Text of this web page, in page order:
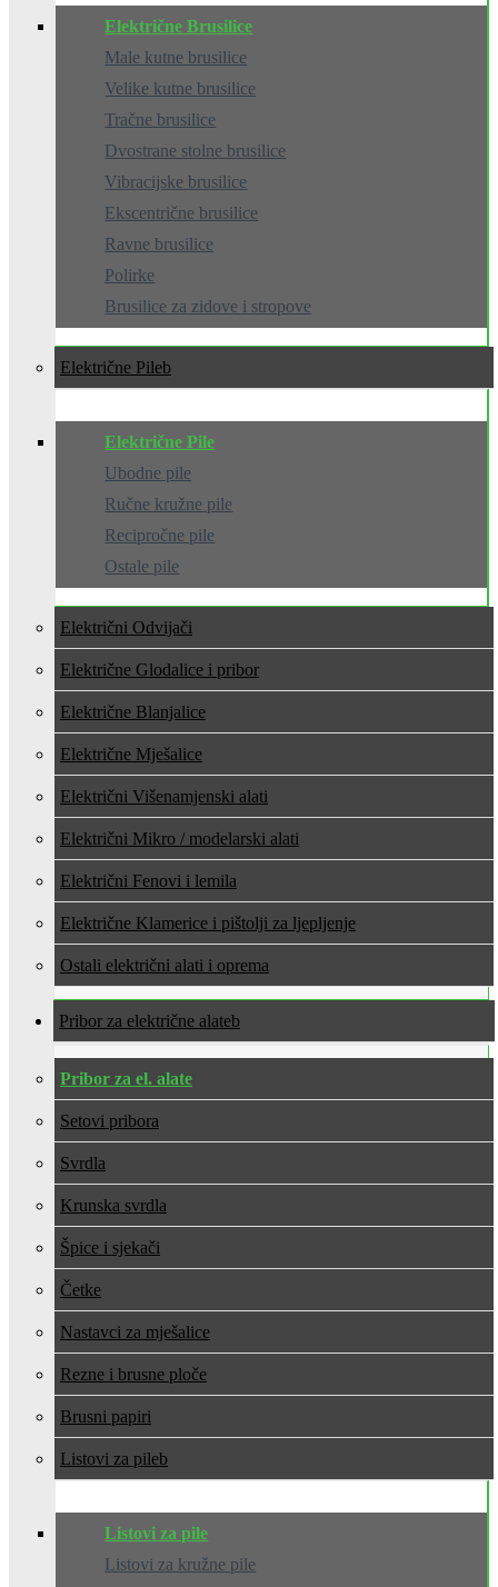
Električne Brusilice
Male kutne brusilice
Velike kutne brusilice
Tračne brusilice
Dvostrane stolne brusilice
Vibracijske brusilice
Ekscentrične brusilice
Ravne brusilice
Polirke
Brusilice za zidove i stropove
Električne Pile
Električne Pile
Ubodne pile
Ručne kružne pile
Recipročne pile
Ostale pile
Električni Odvijači
Električne Glodalice i pribor
Električne Blanjalice
Električne Mješalice
Električni Višenamjenski alati
Električni Mikro / modelarski alati
Električni Fenovi i lemila
Električne Klamerice i pištolji za ljepljenje
Ostali električni alati i oprema
Pribor za električne alate
Pribor za el. alate
Setovi pribora
Svrdla
Krunska svrdla
Špice i sjekači
Četke
Nastavci za mješalice
Rezne i brusne ploče
Brusni papiri
Listovi za pile
Listovi za pile
Listovi za kružne pile